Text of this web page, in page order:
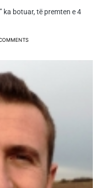
ka botuar, të premten e 4